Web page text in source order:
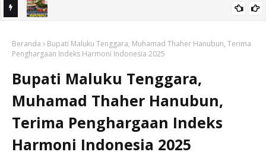
Semarakkan HUT Ke-81 RI
Beranda
Bupati Maluku Tenggara, Muhamad Thaher Hanubun, Terima
Penghargaan Indeks Harmoni Indonesia 2025
Bupati Maluku Tenggara,
Muhamad Thaher Hanubun,
Terima Penghargaan Indeks
Harmoni Indonesia 2025